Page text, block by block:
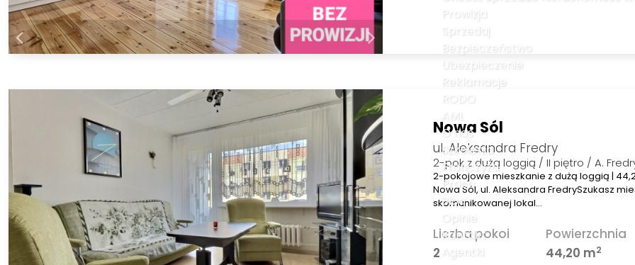
Prowizja
Sprzedaj
Bezpieczeństwo
Ubezpieczenie
Reklamacje
RODO
AML
O nas
Szkolenia
Franczyza
Praca
Blog
Opinie
Kontakt
Agentki
Nowa Sól
ul. Aleksandra Fredry
2-pok z dużą loggią / II piętro / A.
2-pokojowe mieszkanie z dużą loggią |
Nowa Sól, ul. Aleksandra FredrySzukasz
skomunikowanej lokal…
Liczba pokoi
2
Powierzchnia
44,20 m2